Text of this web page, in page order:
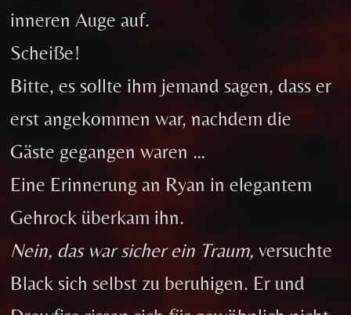
inneren Auge auf.
Scheiße!
Bitte, es sollte ihm jemand sagen, dass er
erst angekommen war, nachdem die
Gäste gegangen waren …
Eine Erinnerung an Ryan in elegantem
Gehrock überkam ihn.
Nein, das war sicher ein Traum,versuchte
Black sich selbst zu beruhigen. Er und